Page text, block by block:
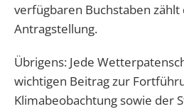
verfügbaren Buchstaben
Antragstellung.
Übrigens: Jede
wichtigen Beitrag zur
Klimabeobachtung sowie der